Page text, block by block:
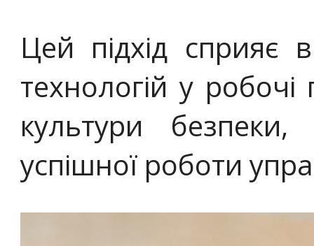
Цей підхід сприяє
технологій у
культури
успішної роботи